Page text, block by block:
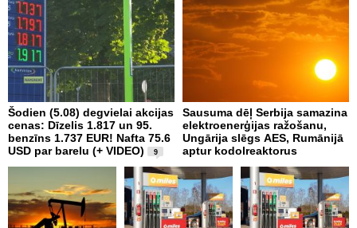
Šodien (5.08) degvielai akcijas
cenas: Dīzelis 1.817 un 95.
benzīns 1.737 EUR! Nafta 75.6
USD par barelu (+ VIDEO)
9
Sausuma dēļ Serbija samazina
elektroenerģijas ražošanu,
Ungārija slēgs AES, Rumānijā
aptur kodolreaktorus